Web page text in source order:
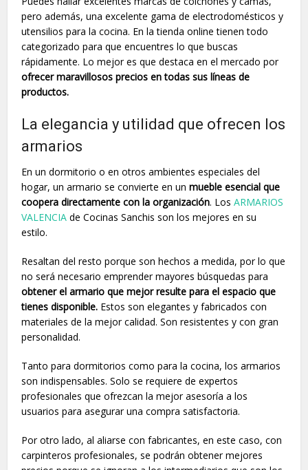
pero además, una excelente gama de electrodomésticos y
utensilios para la cocina. En la tienda online tienen todo
categorizado para que encuentres lo que buscas
rápidamente. Lo mejor es que destaca en el mercado por
ofrecer maravillosos precios en todas sus líneas de
productos.
La elegancia y utilidad que ofrecen los
armarios
En un dormitorio o en otros ambientes especiales del
hogar, un armario se convierte en unmueble esencial que
coopera directamente con la organización. LosARMARIOS
VALENCIA de Cocinas Sanchis son los mejores en su
estilo.
Resaltan del resto porque son hechos a medida, por lo que
no será necesario emprender mayores búsquedas para
obtener el armario que mejor resulte para el espacio que
tienes disponible. Estos son elegantes y fabricados con
materiales de la mejor calidad. Son resistentes y con gran
personalidad.
Tanto para dormitorios como para la cocina, los armarios
son indispensables. Solo se requiere de expertos
profesionales que ofrezcan la mejor asesoría a los
usuarios para asegurar una compra satisfactoria.
Por otro lado, al aliarse con fabricantes, en este caso, con
carpinteros profesionales, se podrán obtener mejores